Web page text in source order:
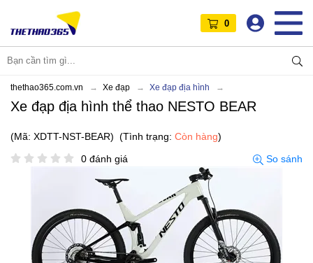
0
thethao365.com.vn Xe đạp Xe đạp địa hình
Xe đạp địa hình thể thao NESTO BEAR
(Mã: XDTT-NST-BEAR) (Tình trạng: Còn hàng)
0 đánh giá
So sánh